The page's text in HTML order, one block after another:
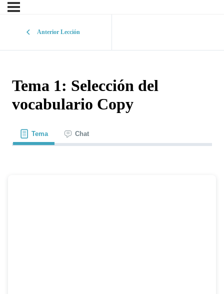
Anterior Lección
Tema 1: Selección del
vocabulario Copy
Tema Chat